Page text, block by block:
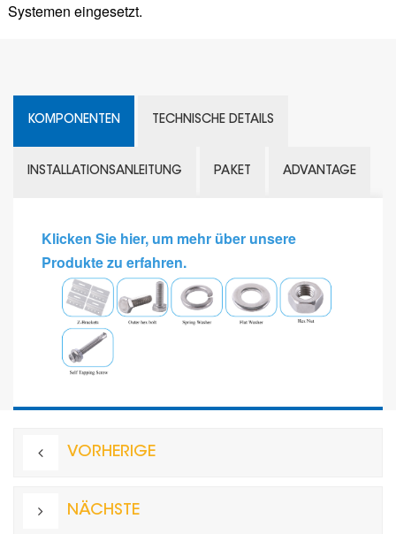
Systemen eingesetzt.
KOMPONENTEN TECHNISCHE DETAILS
INSTALLATIONSANLEITUNG PAKET ADVANTAGE
Klicken Sie hier, um mehr über unsere
Produkte zu erfahren.
VORHERIGE
NÄCHSTE